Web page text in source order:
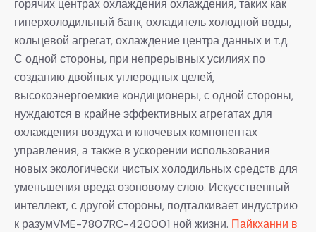
горячих центрах охлаждения охлаждения, таких как
гиперхолодильный банк, охладитель холодной воды,
кольцевой агрегат, охлаждение центра данных и т.д.
С одной стороны, при непрерывных усилиях по
созданию двойных углеродных целей,
высокоэнергоемкие кондиционеры, с одной стороны,
нуждаются в крайне эффективных агрегатах для
охлаждения воздуха и ключевых компонентах
управления, а также в ускорении использования
новых экологически чистых холодильных средств для
уменьшения вреда озоновому слою. Искусственный
интеллект, с другой стороны, подталкивает индустрию
к разумVME-7807RC-420001 ной жизни. Пайкханни в